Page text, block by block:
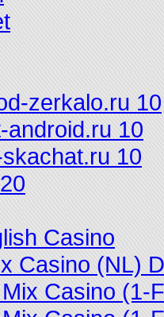
zerkalo.ru 10
10
10
Casino
Casino (NL)
Casino (1-